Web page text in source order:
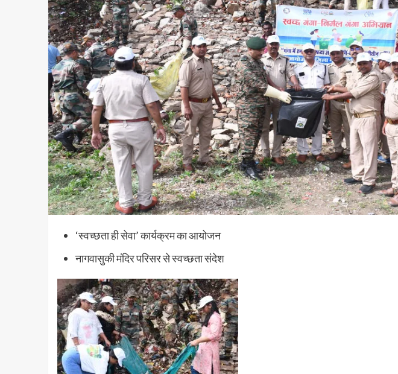
‘स्वच्छता ही सेवा’ कार्यक्रम का आयोजन
नागवासुकी मंदिर परिसर से स्वच्छता संदेश